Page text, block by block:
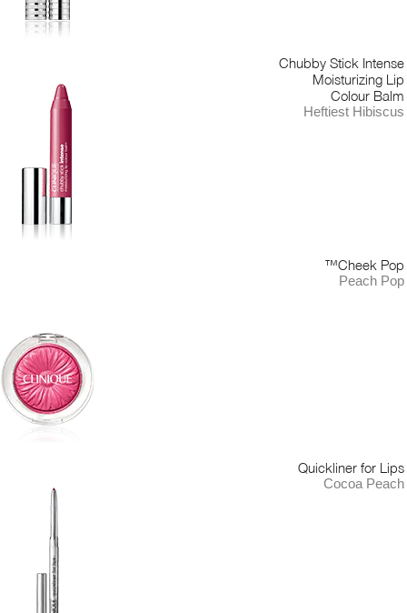
Chubby Stick Intense
Moisturizing Lip
Colour Balm
Heftiest Hibiscus
Cheek Pop™
Peach Pop
Quickliner for Lips
Cocoa Peach